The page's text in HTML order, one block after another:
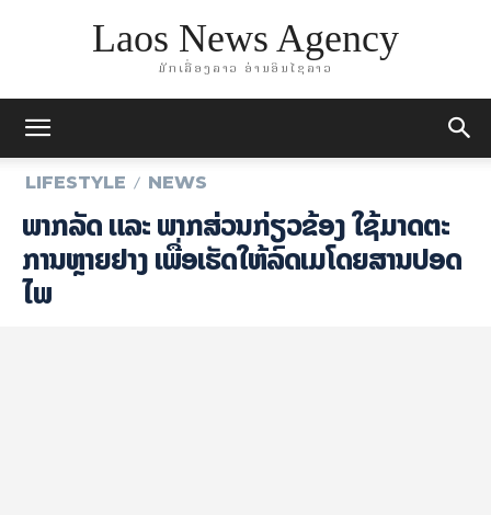
Laos News Agency
ມັກເລື່ອງລາວ ອ່ານອິນໄຊລາວ
LIFESTYLE NEWS
ພາກລັດ ແລະ ພາກສ່ວນກ່ຽວຂ້ອງ ໃຊ້ມາດຕະ
ການຫຼາຍຢ່າງ ເພື່ອເຮັດໃຫ້ລົດເມໂດຍສານປອດ
ໄພ